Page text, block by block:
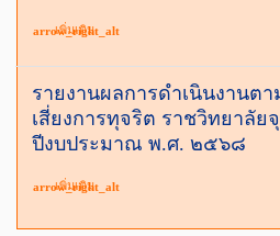
arrow_right_alt
เพิ่มเติม
รายงานผลการดำเนินงานต
เสี่ยงการทุจริต ราชวิทยาลั
ปีงบประมาณ พ.ศ. ๒๕๖๘
arrow_right_alt
เพิ่มเติม